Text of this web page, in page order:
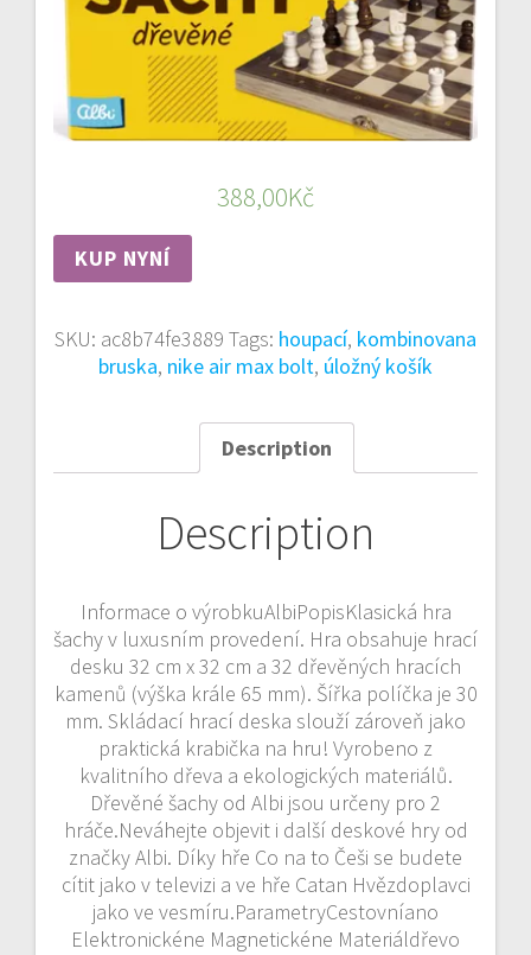
388,00Kč
KUP NYNÍ
SKU: ac8b74fe3889 Tags: houpací, kombinovana
bruska, nike air max bolt, úložný košík
Description
Description
Informace o výrobkuAlbiPopisKlasická hra
šachy v luxusním provedení. Hra obsahuje hrací
desku 32 cm x 32 cm a 32 dřevěných hracích
kamenů (výška krále 65 mm). Šířka políčka je 30
mm. Skládací hrací deska slouží zároveň jako
praktická krabička na hru! Vyrobeno z
kvalitního dřeva a ekologických materiálů.
Dřevěné šachy od Albi jsou určeny pro 2
hráče.Neváhejte objevit i další deskové hry od
značky Albi. Díky hře Co na to Češi se budete
cítit jako v televizi a ve hře Catan Hvězdoplavci
jako ve vesmíru.ParametryCestovníano
Elektronickéne Magnetickéne Materiáldřevo